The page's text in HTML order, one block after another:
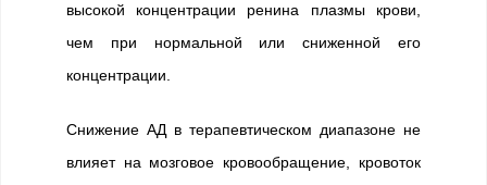
высокой концентрации ренина плазмы крови,
чем при нормальной или сниженной его
концентрации.
Снижение АД в терапевтическом диапазоне не
влияет на мозговое кровообращение, кровоток